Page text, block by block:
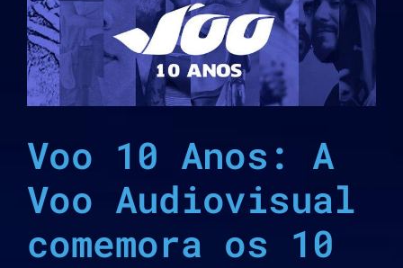
Voo 10 Anos: A
Voo Audiovisual
comemora os 10